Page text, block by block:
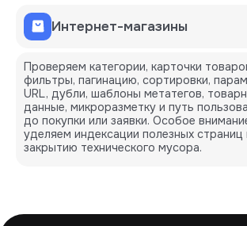
Интернет-магазины
Проверяем категории, карточки
фильтры, пагинацию, сортировки,
URL, дубли, шаблоны метатегов,
данные, микроразметку и путь
до покупки или заявки. Особое
уделяем индексации полезных страниц
закрытию технического мусора.